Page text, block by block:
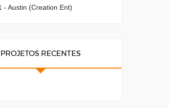
- Austin (Creation Ent)
PROJETOS RECENTES